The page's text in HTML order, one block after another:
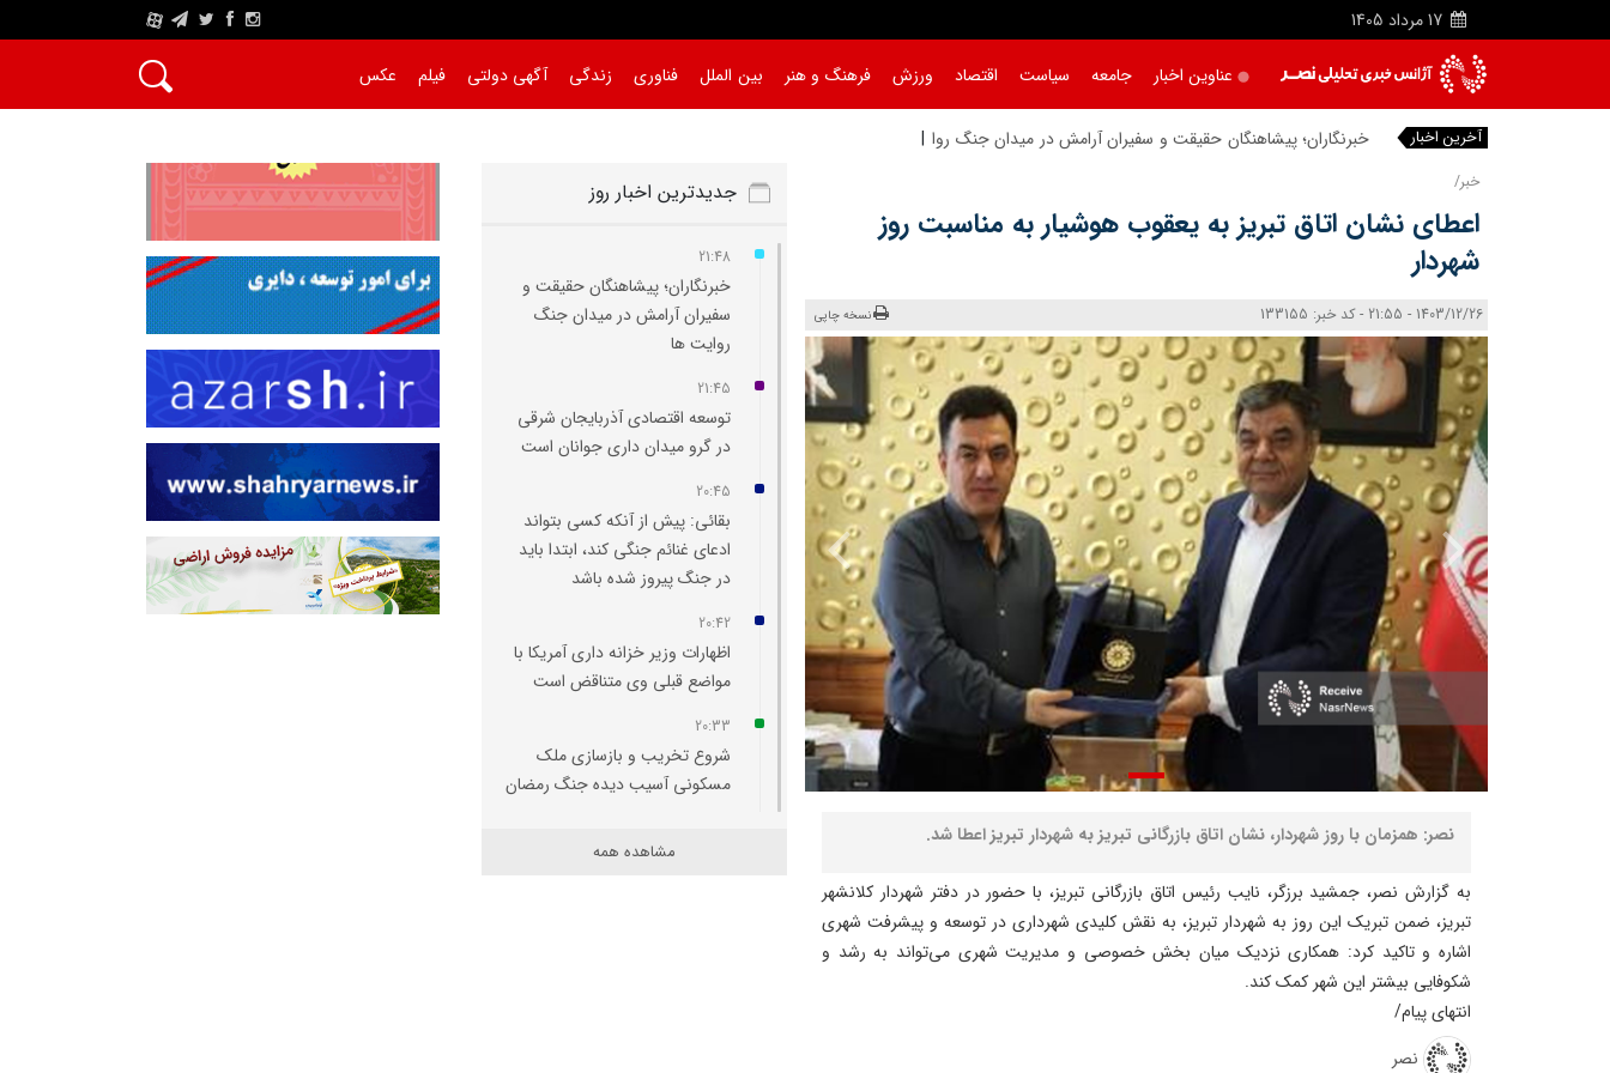
17 مرداد 1405
A
عناوین اخبار جامعه سیاست اقتصاد ورزش فرهنگ و هنر بین الملل فناوری زندگی آگهی دولتی فیلم عکس
آخرین اخبار خبرنگاران؛ پیشاهنگان حقیقت و سفیران آرامش در میدان جنگ روایت‌ ها
خبر/
اعطای نشان اتاق تبریز به یعقوب هوشیار به مناسبت روز
شهردار
1403/12/26 - 21:55 - کد خبر: 133155 نسخه چاپی
نصر: همزمان با روز شهردار، نشان اتاق بازرگانی تبریز به شهردار تبریز اعطا شد.
به گزارش نصر، جمشید برزگر، نایب رئیس اتاق بازرگانی تبریز، با حضور در دفتر شهردار کلانشهر
تبریز، ضمن تبریک این روز به شهردار تبریز، به نقش کلیدی شهرداری در توسعه و پیشرفت شهری
اشاره و تاکید کرد: همکاری نزدیک میان بخش خصوصی و مدیریت شهری می‌تواند به رشد و
شکوفایی بیشتر این شهر کمک کند.
انتهای پیام/
نصر
جدیدترین اخبار روز
21:48
خبرنگاران؛ پیشاهنگان حقیقت و
سفیران آرامش در میدان جنگ
روایت‌ ها
21:45
توسعه اقتصادی آذربایجان شرقی
در گرو میدان‌ داری جوانان است
20:45
بقائی: پیش از آنکه کسی بتواند
ادعای غنائم جنگی کند، ابتدا باید
در جنگ پیروز شده باشد
20:42
اظهارات وزیر خزانه‌ داری آمریکا با
مواضع قبلی وی متناقض است
20:33
شروع تخریب و بازسازی ملک
مسکونی آسیب‌ دیده جنگ رمضان
اتفاقی بی سابقه در تخصیص
مشاهده همه